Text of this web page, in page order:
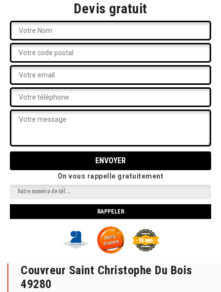
Devis gratuit
On vous rappelle gratuitement
Couvreur Saint Christophe Du Bois
49280